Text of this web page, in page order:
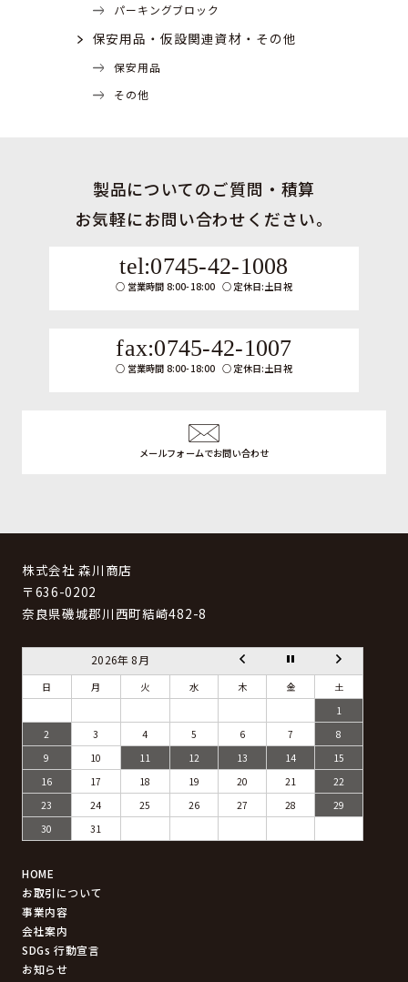
パーキングブロック
保安用品・仮設関連資材・その他
保安用品
その他
製品についてのご質問・積算
お気軽にお問い合わせください。
tel:0745-42-1008
営業時間 8:00-18:00 定休日:土日祝
fax:0745-42-1007
営業時間 8:00-18:00 定休日:土日祝
メールフォームでお問い合わせ
株式会社 森川商店
〒636-0202
奈良県磯城郡川西町結崎482-8
2026年 8月
日 月 火 水 木 金
土
1
2
3 4 5 6 7
8
9
10 11 12 13 14
15
16
17 18 19 20 21
22
23
24 25 26 27 28
29
30
31
HOME
お取引について
事業内容
会社案内
SDGs 行動宣言
お知らせ